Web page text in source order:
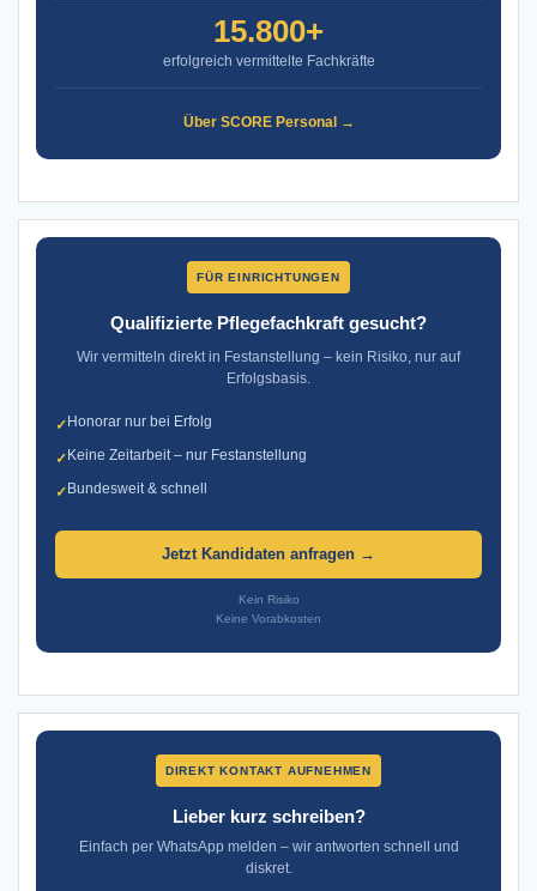
15.800+
erfolgreich vermittelte Fachkräfte
Über SCORE Personal →
FÜR EINRICHTUNGEN
Qualifizierte Pflegefachkraft gesucht?
Wir vermitteln direkt in Festanstellung – kein Risiko, nur auf
Erfolgsbasis.
✓ Honorar nur bei Erfolg
✓ Keine Zeitarbeit – nur Festanstellung
✓ Bundesweit & schnell
Jetzt Kandidaten anfragen →
Kein Risiko
Keine Vorabkosten
DIREKT KONTAKT AUFNEHMEN
Lieber kurz schreiben?
Einfach per WhatsApp melden – wir antworten schnell und
diskret.